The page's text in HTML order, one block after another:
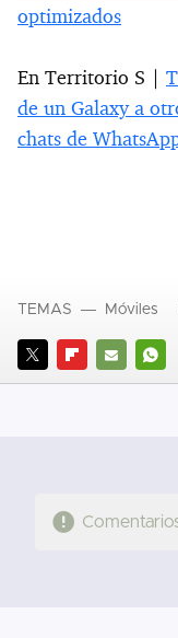
optimizados
En Territorio S |
de un Galaxy a
chats de
TWITTERFLIPBOARD
E-
TEMAS Móviles